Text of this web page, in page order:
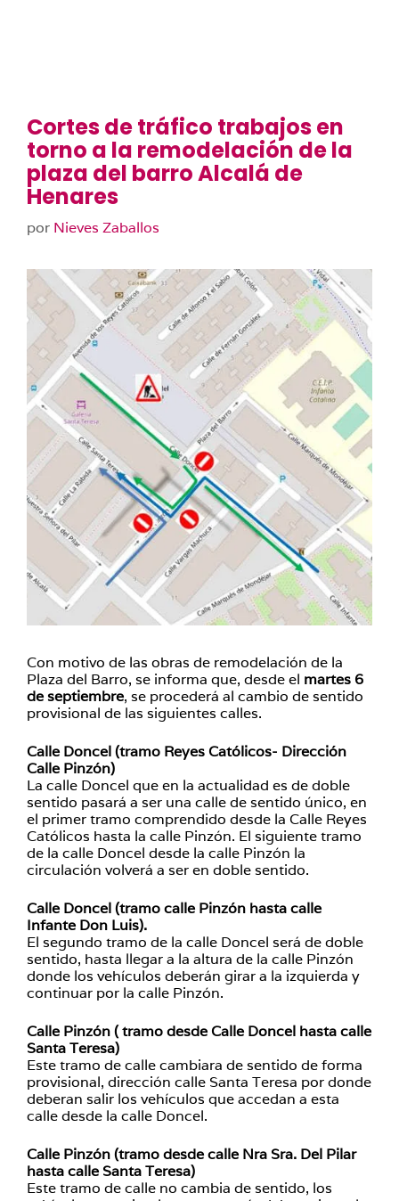
Cortes de tráfico trabajos en
torno a la remodelación de la
plaza del barro Alcalá de
Henares
por Nieves Zaballos
Con motivo de las obras de remodelación de la
Plaza del Barro, se informa que, desde el martes 6
de septiembre, se procederá al cambio de sentido
provisional de las siguientes calles.
Calle Doncel (tramo Reyes Católicos- Dirección
Calle Pinzón)
La calle Doncel que en la actualidad es de doble
sentido pasará a ser una calle de sentido único, en
el primer tramo comprendido desde la Calle Reyes
Católicos hasta la calle Pinzón. El siguiente tramo
de la calle Doncel desde la calle Pinzón la
circulación volverá a ser en doble sentido.
Calle Doncel (tramo calle Pinzón hasta calle
Infante Don Luis).
El segundo tramo de la calle Doncel será de doble
sentido, hasta llegar a la altura de la calle Pinzón
donde los vehículos deberán girar a la izquierda y
continuar por la calle Pinzón.
Calle Pinzón ( tramo desde Calle Doncel hasta calle
Santa Teresa)
Este tramo de calle cambiara de sentido de forma
provisional, dirección calle Santa Teresa por donde
deberan salir los vehículos que accedan a esta
calle desde la calle Doncel.
Calle Pinzón (tramo desde calle Nra Sra. Del Pilar
hasta calle Santa Teresa)
Este tramo de calle no cambia de sentido, los